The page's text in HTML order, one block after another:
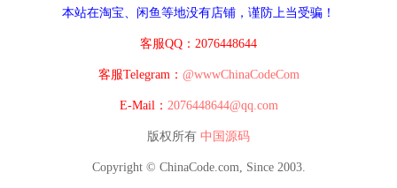
本站在淘宝、闲鱼等地没有店铺，谨防上当受骗！
客服QQ：2076448644
客服Telegram： @wwwChinaCodeCom
E-Mail： 2076448644@qq.com
版权所有 中国源码
Copyright © ChinaCode.com, Since 2003.